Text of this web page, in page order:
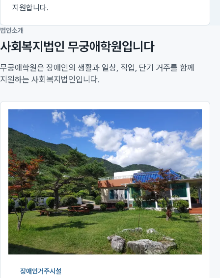
지원합니다.
법인소개
사회복지법인 무궁애학원입니다
무궁애학원은 장애인의 생활과 일상, 직업, 단기 거주를 함께
지원하는 사회복지법인입니다.
장애인거주시설